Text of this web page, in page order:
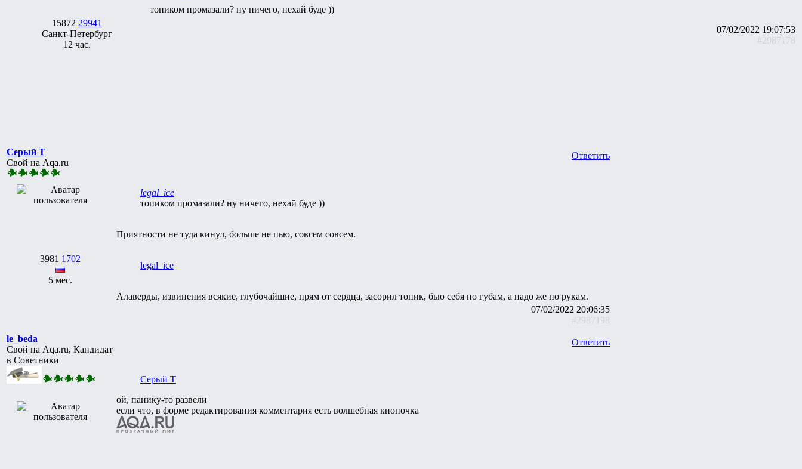
15872 29941
Санкт-Петербург
12 час.
топиком промазали? ну ничего, нехай буде ))
07/02/2022 19:07:53
#2987178
Серый Т
Свой на Aqa.ru
3981 1702
5 мес.
Ответить
legal_ice
топиком промазали? ну ничего, нехай буде ))
Приятности не туда кинул, больше не пью, совсем совсем.
legal_ice
Алаверды, извинения всякие, глубочайшие, прям от сердца, засорил топик, бью себя по губам, а надо же по рукам.
07/02/2022 20:06:35
#2987198
le_beda
Свой на Aqa.ru, Кандидат
в Советники
Ответить
Серый Т
ой, панику-то развели
если что, в форме редактирования комментария есть волшебная кнопочка